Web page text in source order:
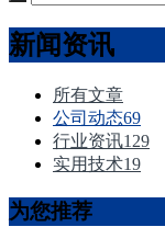
新闻资讯
所有文章
公司动态69
行业资讯129
实用技术19
为您推荐